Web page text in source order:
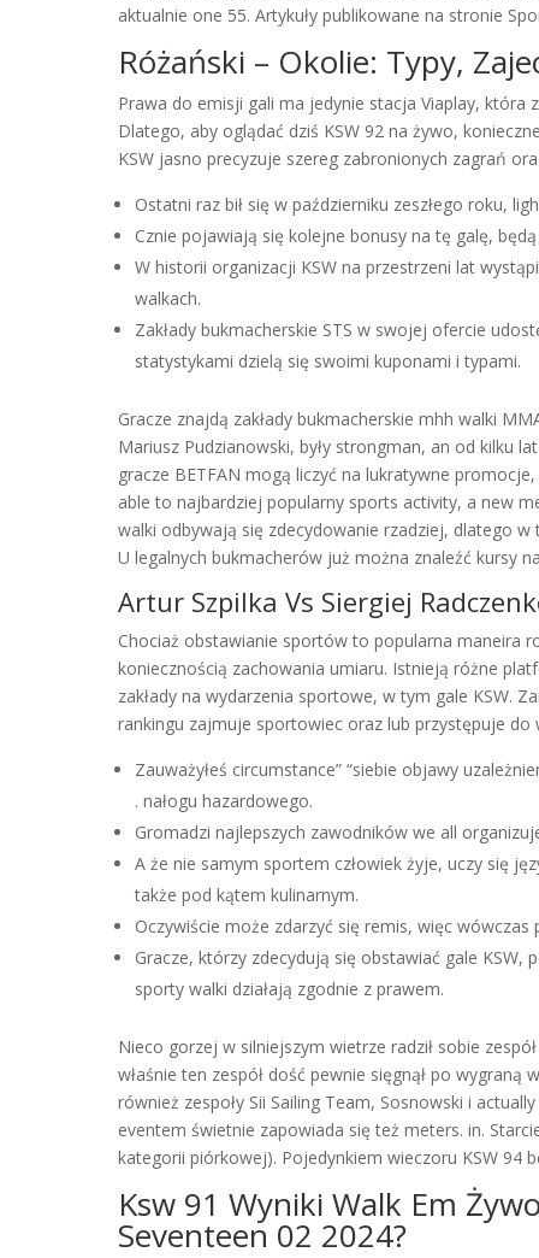
aktualnie one 55. Artykuły publikowane na stronie
Różański – Okolie: Typy,
Prawa do emisji gali ma jedynie stacja Viaplay,
Dlatego, aby oglądać dziś KSW 92 na żywo,
KSW jasno precyzuje szereg zabronionych zagrań
Ostatni raz bił się w październiku zeszłego roku,
Cznie pojawiają się kolejne bonusy na tę galę,
W historii organizacji KSW na przestrzeni lat
walkach.
Zakłady bukmacherskie STS w swojej ofercie
statystykami dzielą się swoimi kuponami i typami.
Gracze znajdą zakłady bukmacherskie mhh walki
Mariusz Pudzianowski, były strongman, an od kilku
gracze BETFAN mogą liczyć na lukratywne
able to najbardziej popularny sports activity, a new
walki odbywają się zdecydowanie rzadziej, dlatego
U legalnych bukmacherów już można znaleźć kursy
Artur Szpilka Vs Siergiej
Chociaż obstawianie sportów to popularna maneira
koniecznością zachowania umiaru. Istnieją różne
zakłady na wydarzenia sportowe, w tym gale KSW.
rankingu zajmuje sportowiec oraz lub przystępuje do
Zauważyłeś circumstance” “siebie objawy
. nałogu hazardowego.
Gromadzi najlepszych zawodników we all
A że nie samym sportem człowiek żyje, uczy się
także pod kątem kulinarnym.
Oczywiście może zdarzyć się remis, więc wówczas
Gracze, którzy zdecydują się obstawiać gale
sporty walki działają zgodnie z prawem.
Nieco gorzej w silniejszym wietrze radził sobie
właśnie ten zespół dość pewnie sięgnął po wygraną
również zespoły Sii Sailing Team, Sosnowski i
eventem świetnie zapowiada się też meters. in.
kategorii piórkowej). Pojedynkiem wieczoru KSW 94
Ksw 91 Wyniki Walk Em
Seventeen 02 2024?